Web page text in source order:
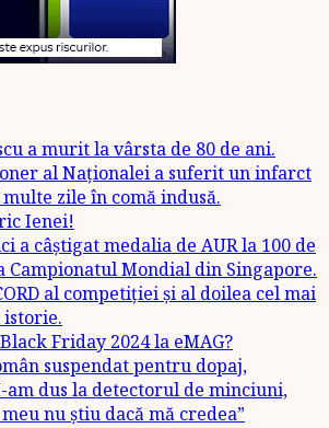
a murit la vârsta de 80 de ani.
al Naționalei a suferit un infarct
zile în comă indusă.
Ienei!
a câștigat medalia de AUR la 100 de
Campionatul Mondial din Singapore.
al competiției și al doilea cel mai
Friday 2024 la eMAG?
suspendat pentru dopaj,
dus la detectorul de minciuni,
nu știu dacă mă credea”